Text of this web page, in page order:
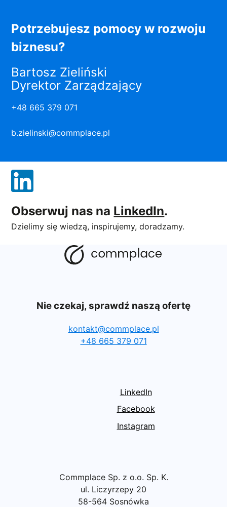
Potrzebujesz pomocy w rozwoju
biznesu?
Bartosz Zieliński
Dyrektor Zarządzający
+48 665 379 071
b.zielinski@commplace.pl
Obserwuj nas na LinkedIn.
Dzielimy się wiedzą, inspirujemy, doradzamy.
Nie czekaj, sprawdź naszą ofertę
kontakt@commplace.pl
+48 665 379 071
LinkedIn
Facebook
Instagram
Commplace Sp. z o.o. Sp. K.
ul. Liczyrzepy 20
58-564 Sosnówka